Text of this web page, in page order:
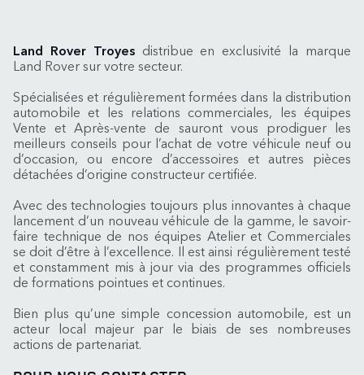
Land Rover Troyesdistribue en exclusivité la marque
Land Rover sur votre secteur.
Spécialisées et régulièrement formées dans la distribution
automobile et les relations commerciales, les équipes
Vente et Après-vente de sauront vous prodiguer les
meilleurs conseils pour l’achat de votre véhicule neuf ou
d’occasion, ou encore d’accessoires et autres pièces
détachées d’origine constructeur certifiée.
Avec des technologies toujours plus innovantes à chaque
lancement d’un nouveau véhicule de la gamme, le savoir-
faire technique de nos équipes Atelier et Commerciales
se doit d’être à l’excellence. Il est ainsi régulièrement testé
et constamment mis à jour via des programmes officiels
de formations pointues et continues.
Bien plus qu’une simple concession automobile, est un
acteur local majeur par le biais de ses nombreuses
actions de partenariat.